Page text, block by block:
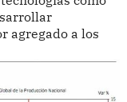
agregado a los